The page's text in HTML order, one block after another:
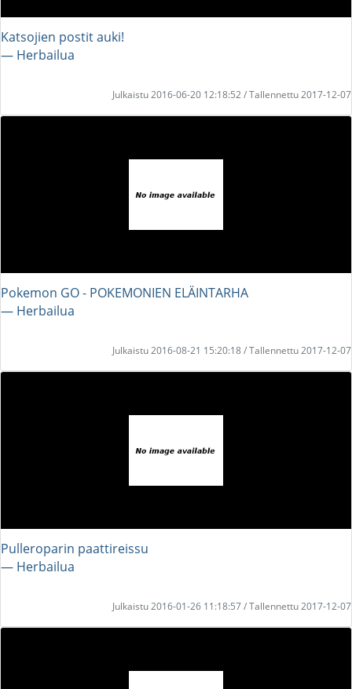
Katsojien postit auki!
― Herbailua
Julkaistu 2016-06-20 12:18:52 / Tallennettu 2017-12-07
Pokemon GO - POKEMONIEN ELÄINTARHA
― Herbailua
Julkaistu 2016-08-21 15:20:18 / Tallennettu 2017-12-07
Pulleroparin paattireissu
― Herbailua
Julkaistu 2016-01-26 11:18:57 / Tallennettu 2017-12-07